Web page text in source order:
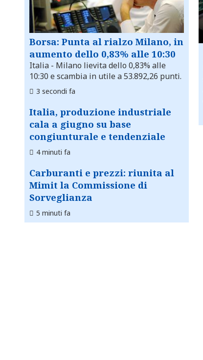
Borsa: Punta al rialzo Milano, in
aumento dello 0,83% alle 10:30
Italia - Milano lievita dello 0,83% alle
10:30 e scambia in utile a 53.892,26 punti.
3 secondi fa
Italia, produzione industriale
cala a giugno su base
congiunturale e tendenziale
4 minuti fa
Carburanti e prezzi: riunita al
Mimit la Commissione di
Sorveglianza
5 minuti fa